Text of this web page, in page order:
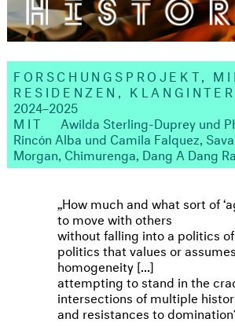
FORSCHUNGSPROJEKT,
RESIDENZEN,
2024–2025
MIT
Awilda Sterling-Duprey und
Rincón Alba und Camila Falquez,
Morgan, Chimurenga, Dang A Dang
How much and what sort of
to move with others
without falling into a politics
politics that values or
homogeneity [...]
attempting to stand in the
intersections of multiple
and resistances to